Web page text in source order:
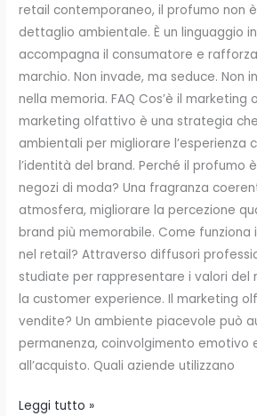
retail contemporaneo, il profumo non
dettaglio ambientale. È un linguaggio
accompagna il consumatore e
marchio. Non invade, ma seduce. Non
nella memoria. FAQ Cos’è il marketing
marketing olfattivo è una strategia
ambientali per migliorare l’esperienza
l’identità del brand. Perché il profumo
negozi di moda? Una fragranza
atmosfera, migliorare la percezione
brand più memorabile. Come
nel retail? Attraverso diffusori
studiate per rappresentare i valori del
la customer experience. Il marketing
vendite? Un ambiente piacevole può
permanenza, coinvolgimento emotivo
all’acquisto. Quali aziende utilizzano
Leggi tutto »